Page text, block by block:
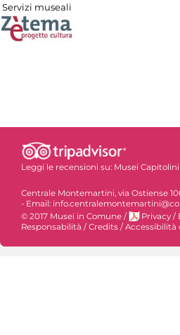
Servizi museali
Leggi le recensioni su: Musei
Centrale Montemartini, via Ostiense
- Email:
© 2017 Musei in Comune / Privacy /
Responsabilità /Credits /Accessibilità